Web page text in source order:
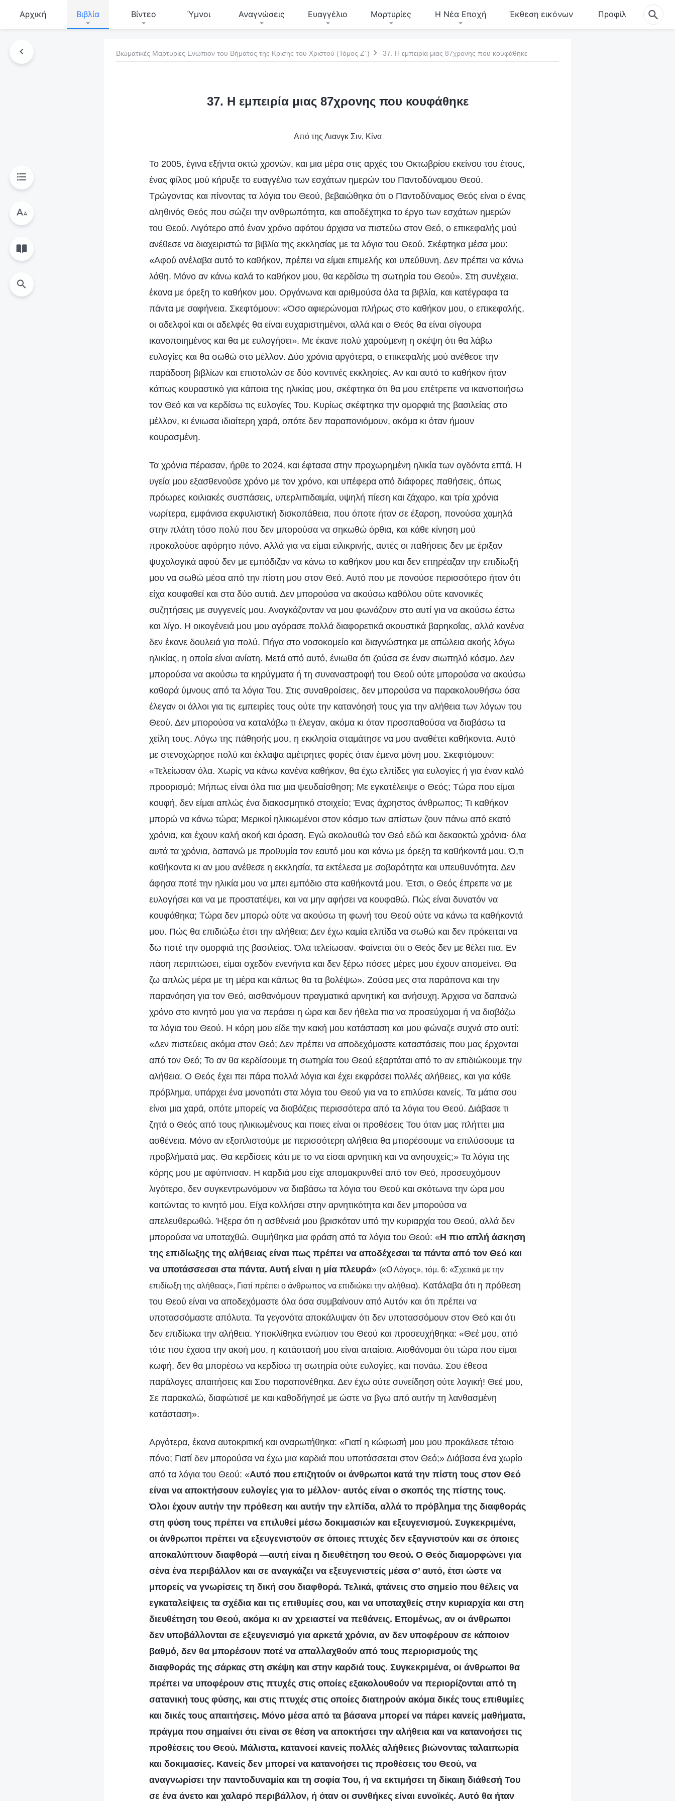
Αρχική Βιβλία Βίντεο Ύμνοι Αναγνώσεις Ευαγγέλιο Μαρτυρίες Η Νέα Εποχή Έκθεση εικόνων Προφίλ
Βιωματικές Μαρτυρίες Ενώπιον του Βήματος της Κρίσης του Χριστού (Τόμος Ζ΄) 37. Η εμπειρία μιας 87χρονης που κουφάθηκε
37. Η εμπειρία μιας 87χρονης που κουφάθηκε
Από της Λιανγκ Σιν, Κίνα
Το 2005, έγινα εξήντα οκτώ χρονών, και μια μέρα στις αρχές του Οκτωβρίου εκείνου του έτους,
ένας φίλος μού κήρυξε το ευαγγέλιο των εσχάτων ημερών του Παντοδύναμου Θεού.
Τρώγοντας και πίνοντας τα λόγια του Θεού, βεβαιώθηκα ότι ο Παντοδύναμος Θεός είναι ο ένας
αληθινός Θεός που σώζει την ανθρωπότητα, και αποδέχτηκα το έργο των εσχάτων ημερών
του Θεού. Λιγότερο από έναν χρόνο αφότου άρχισα να πιστεύω στον Θεό, ο επικεφαλής μού
ανέθεσε να διαχειριστώ τα βιβλία της εκκλησίας με τα λόγια του Θεού. Σκέφτηκα μέσα μου:
«Αφού ανέλαβα αυτό το καθήκον, πρέπει να είμαι επιμελής και υπεύθυνη. Δεν πρέπει να κάνω
λάθη. Μόνο αν κάνω καλά το καθήκον μου, θα κερδίσω τη σωτηρία του Θεού». Στη συνέχεια,
έκανα με όρεξη το καθήκον μου. Οργάνωνα και αριθμούσα όλα τα βιβλία, και κατέγραφα τα
πάντα με σαφήνεια. Σκεφτόμουν: «Όσο αφιερώνομαι πλήρως στο καθήκον μου, ο επικεφαλής,
οι αδελφοί και οι αδελφές θα είναι ευχαριστημένοι, αλλά και ο Θεός θα είναι σίγουρα
ικανοποιημένος και θα με ευλογήσει». Με έκανε πολύ χαρούμενη η σκέψη ότι θα λάβω
ευλογίες και θα σωθώ στο μέλλον. Δύο χρόνια αργότερα, ο επικεφαλής μού ανέθεσε την
παράδοση βιβλίων και επιστολών σε δύο κοντινές εκκλησίες. Αν και αυτό το καθήκον ήταν
κάπως κουραστικό για κάποια της ηλικίας μου, σκέφτηκα ότι θα μου επέτρεπε να ικανοποιήσω
τον Θεό και να κερδίσω τις ευλογίες Του. Κυρίως σκέφτηκα την ομορφιά της βασιλείας στο
μέλλον, κι ένιωσα ιδιαίτερη χαρά, οπότε δεν παραπονιόμουν, ακόμα κι όταν ήμουν
κουρασμένη.
Τα χρόνια πέρασαν, ήρθε το 2024, και έφτασα στην προχωρημένη ηλικία των ογδόντα επτά. Η
υγεία μου εξασθενούσε χρόνο με τον χρόνο, και υπέφερα από διάφορες παθήσεις, όπως
πρόωρες κοιλιακές συσπάσεις, υπερλιπιδαιμία, υψηλή πίεση και ζάχαρο, και τρία χρόνια
νωρίτερα, εμφάνισα εκφυλιστική δισκοπάθεια, που όποτε ήταν σε έξαρση, πονούσα χαμηλά
στην πλάτη τόσο πολύ που δεν μπορούσα να σηκωθώ όρθια, και κάθε κίνηση μού
προκαλούσε αφόρητο πόνο. Αλλά για να είμαι ειλικρινής, αυτές οι παθήσεις δεν με έριξαν
ψυχολογικά αφού δεν με εμπόδιζαν να κάνω το καθήκον μου και δεν επηρέαζαν την επιδίωξή
μου να σωθώ μέσα από την πίστη μου στον Θεό. Αυτό που με πονούσε περισσότερο ήταν ότι
είχα κουφαθεί και στα δύο αυτιά. Δεν μπορούσα να ακούσω καθόλου ούτε κανονικές
συζητήσεις με συγγενείς μου. Αναγκάζονταν να μου φωνάζουν στο αυτί για να ακούσω έστω
και λίγο. Η οικογένειά μου μου αγόρασε πολλά διαφορετικά ακουστικά βαρηκοΐας, αλλά κανένα
δεν έκανε δουλειά για πολύ. Πήγα στο νοσοκομείο και διαγνώστηκα με απώλεια ακοής λόγω
ηλικίας, η οποία είναι ανίατη. Μετά από αυτό, ένιωθα ότι ζούσα σε έναν σιωπηλό κόσμο. Δεν
μπορούσα να ακούσω τα κηρύγματα ή τη συναναστροφή του Θεού ούτε μπορούσα να ακούσω
καθαρά ύμνους από τα λόγια Του. Στις συναθροίσεις, δεν μπορούσα να παρακολουθήσω όσα
έλεγαν οι άλλοι για τις εμπειρίες τους ούτε την κατανόησή τους για την αλήθεια των λόγων του
Θεού. Δεν μπορούσα να καταλάβω τι έλεγαν, ακόμα κι όταν προσπαθούσα να διαβάσω τα
χείλη τους. Λόγω της πάθησής μου, η εκκλησία σταμάτησε να μου αναθέτει καθήκοντα. Αυτό
με στενοχώρησε πολύ και έκλαψα αμέτρητες φορές όταν έμενα μόνη μου. Σκεφτόμουν:
«Τελείωσαν όλα. Χωρίς να κάνω κανένα καθήκον, θα έχω ελπίδες για ευλογίες ή για έναν καλό
προορισμό; Μήπως είναι όλα πια μια ψευδαίσθηση; Με εγκατέλειψε ο Θεός; Τώρα που είμαι
κουφή, δεν είμαι απλώς ένα διακοσμητικό στοιχείο; Ένας άχρηστος άνθρωπος; Τι καθήκον
μπορώ να κάνω τώρα; Μερικοί ηλικιωμένοι στον κόσμο των απίστων ζουν πάνω από εκατό
χρόνια, και έχουν καλή ακοή και όραση. Εγώ ακολουθώ τον Θεό εδώ και δεκαοκτώ χρόνια· όλα
αυτά τα χρόνια, δαπανώ με προθυμία τον εαυτό μου και κάνω με όρεξη τα καθήκοντά μου. Ό,τι
καθήκοντα κι αν μου ανέθεσε η εκκλησία, τα εκτέλεσα με σοβαρότητα και υπευθυνότητα. Δεν
άφησα ποτέ την ηλικία μου να μπει εμπόδιο στα καθήκοντά μου. Έτσι, ο Θεός έπρεπε να με
ευλογήσει και να με προστατέψει, και να μην αφήσει να κουφαθώ. Πώς είναι δυνατόν να
κουφάθηκα; Τώρα δεν μπορώ ούτε να ακούσω τη φωνή του Θεού ούτε να κάνω τα καθήκοντά
μου. Πώς θα επιδιώξω έτσι την αλήθεια; Δεν έχω καμία ελπίδα να σωθώ και δεν πρόκειται να
δω ποτέ την ομορφιά της βασιλείας. Όλα τελείωσαν. Φαίνεται ότι ο Θεός δεν με θέλει πια. Εν
πάση περιπτώσει, είμαι σχεδόν ενενήντα και δεν ξέρω πόσες μέρες μου έχουν απομείνει. Θα
ζω απλώς μέρα με τη μέρα και κάπως θα τα βολέψω». Ζούσα μες στα παράπονα και την
παρανόηση για τον Θεό, αισθανόμουν πραγματικά αρνητική και ανήσυχη. Άρχισα να δαπανώ
χρόνο στο κινητό μου για να περάσει η ώρα και δεν ήθελα πια να προσεύχομαι ή να διαβάζω
τα λόγια του Θεού. Η κόρη μου είδε την κακή μου κατάσταση και μου φώναζε συχνά στο αυτί:
«Δεν πιστεύεις ακόμα στον Θεό; Δεν πρέπει να αποδεχόμαστε καταστάσεις που μας έρχονται
από τον Θεό; Το αν θα κερδίσουμε τη σωτηρία του Θεού εξαρτάται από το αν επιδιώκουμε την
αλήθεια. Ο Θεός έχει πει πάρα πολλά λόγια και έχει εκφράσει πολλές αλήθειες, και για κάθε
πρόβλημα, υπάρχει ένα μονοπάτι στα λόγια του Θεού για να το επιλύσει κανείς. Τα μάτια σου
είναι μια χαρά, οπότε μπορείς να διαβάζεις περισσότερα από τα λόγια του Θεού. Διάβασε τι
ζητά ο Θεός από τους ηλικιωμένους και ποιες είναι οι προθέσεις Του όταν μας πλήττει μια
ασθένεια. Μόνο αν εξοπλιστούμε με περισσότερη αλήθεια θα μπορέσουμε να επιλύσουμε τα
προβλήματά μας. Θα κερδίσεις κάτι με το να είσαι αρνητική και να ανησυχείς;» Τα λόγια της
κόρης μου με αφύπνισαν. Η καρδιά μου είχε απομακρυνθεί από τον Θεό, προσευχόμουν
λιγότερο, δεν συγκεντρωνόμουν να διαβάσω τα λόγια του Θεού και σκότωνα την ώρα μου
κοιτώντας το κινητό μου. Είχα κολλήσει στην αρνητικότητα και δεν μπορούσα να
απελευθερωθώ. Ήξερα ότι η ασθένειά μου βρισκόταν υπό την κυριαρχία του Θεού, αλλά δεν
μπορούσα να υποταχθώ. Θυμήθηκα μια φράση από τα λόγια του Θεού: «Η πιο απλή άσκηση
της επιδίωξης της αλήθειας είναι πως πρέπει να αποδέχεσαι τα πάντα από τον Θεό και
να υποτάσσεσαι στα πάντα. Αυτή είναι η μία πλευρά» («Ο Λόγος», τόμ. 6: «Σχετικά με την
επιδίωξη της αλήθειας», Γιατί πρέπει ο άνθρωπος να επιδιώκει την αλήθεια). Κατάλαβα ότι η πρόθεση
του Θεού είναι να αποδεχόμαστε όλα όσα συμβαίνουν από Αυτόν και ότι πρέπει να
υποτασσόμαστε απόλυτα. Τα γεγονότα αποκάλυψαν ότι δεν υποτασσόμουν στον Θεό και ότι
δεν επιδίωκα την αλήθεια. Υποκλίθηκα ενώπιον του Θεού και προσευχήθηκα: «Θεέ μου, από
τότε που έχασα την ακοή μου, η κατάστασή μου είναι απαίσια. Αισθάνομαι ότι τώρα που είμαι
κωφή, δεν θα μπορέσω να κερδίσω τη σωτηρία ούτε ευλογίες, και πονάω. Σου έθεσα
παράλογες απαιτήσεις και Σου παραπονέθηκα. Δεν έχω ούτε συνείδηση ούτε λογική! Θεέ μου,
Σε παρακαλώ, διαφώτισέ με και καθοδήγησέ με ώστε να βγω από αυτήν τη λανθασμένη
κατάσταση».
Αργότερα, έκανα αυτοκριτική και αναρωτήθηκα: «Γιατί η κώφωσή μου μου προκάλεσε τέτοιο
πόνο; Γιατί δεν μπορούσα να έχω μια καρδιά που υποτάσσεται στον Θεό;» Διάβασα ένα χωρίο
από τα λόγια του Θεού: «Αυτό που επιζητούν οι άνθρωποι κατά την πίστη τους στον Θεό
είναι να αποκτήσουν ευλογίες για το μέλλον· αυτός είναι ο σκοπός της πίστης τους.
Όλοι έχουν αυτήν την πρόθεση και αυτήν την ελπίδα, αλλά το πρόβλημα της διαφθοράς
στη φύση τους πρέπει να επιλυθεί μέσω δοκιμασιών και εξευγενισμού. Συγκεκριμένα,
οι άνθρωποι πρέπει να εξευγενιστούν σε όποιες πτυχές δεν εξαγνιστούν και σε όποιες
αποκαλύπτουν διαφθορά —αυτή είναι η διευθέτηση του Θεού. Ο Θεός διαμορφώνει για
σένα ένα περιβάλλον και σε αναγκάζει να εξευγενιστείς μέσα σ’ αυτό, έτσι ώστε να
μπορείς να γνωρίσεις τη δική σου διαφθορά. Τελικά, φτάνεις στο σημείο που θέλεις να
εγκαταλείψεις τα σχέδια και τις επιθυμίες σου, και να υποταχθείς στην κυριαρχία και στη
διευθέτηση του Θεού, ακόμα κι αν χρειαστεί να πεθάνεις. Επομένως, αν οι άνθρωποι
δεν υποβάλλονται σε εξευγενισμό για αρκετά χρόνια, αν δεν υποφέρουν σε κάποιον
βαθμό, δεν θα μπορέσουν ποτέ να απαλλαχθούν από τους περιορισμούς της
διαφθοράς της σάρκας στη σκέψη και στην καρδιά τους. Συγκεκριμένα, οι άνθρωποι θα
πρέπει να υποφέρουν στις πτυχές στις οποίες εξακολουθούν να περιορίζονται από τη
σατανική τους φύσης, και στις πτυχές στις οποίες διατηρούν ακόμα δικές τους επιθυμίες
και δικές τους απαιτήσεις. Μόνο μέσα από τα βάσανα μπορεί να πάρει κανείς μαθήματα,
πράγμα που σημαίνει ότι είναι σε θέση να αποκτήσει την αλήθεια και να κατανοήσει τις
προθέσεις του Θεού. Μάλιστα, κατανοεί κανείς πολλές αλήθειες βιώνοντας ταλαιπωρία
και δοκιμασίες. Κανείς δεν μπορεί να κατανοήσει τις προθέσεις του Θεού, να
αναγνωρίσει την παντοδυναμία και τη σοφία Του, ή να εκτιμήσει τη δίκαιη διάθεσή Του
σε ένα άνετο και χαλαρό περιβάλλον, ή όταν οι συνθήκες είναι ευνοϊκές. Αυτό θα ήταν